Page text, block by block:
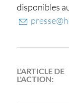
disponibles
L'ARTICLE DE
L'ACTION: